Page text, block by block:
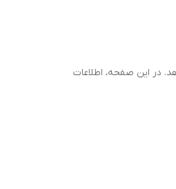
در این صفحه، اطلاعات